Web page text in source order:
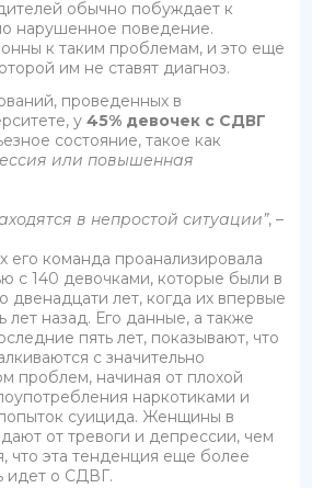
обычно побуждает к
нарушенное поведение.
к таким проблемам, и это еще
им не ставят диагноз.
проведенных в
у45% девочек с СДВГ
состояние, такое как
или повышенная
в непростой ситуации”, –
его команда проанализировала
с 140 девочками, которые были в
двенадцати лет, когда их впервые
лет назад. Его данные, а также
пять лет, показывают, что
с значительно
проблем, начиная от плохой
наркотиками и
суицида. Женщины в
от тревоги и депрессии, чем
что эта тенденция еще более
идет о СДВГ.